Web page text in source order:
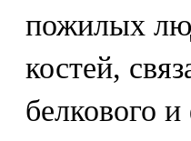
пожилых
костей,
белкового